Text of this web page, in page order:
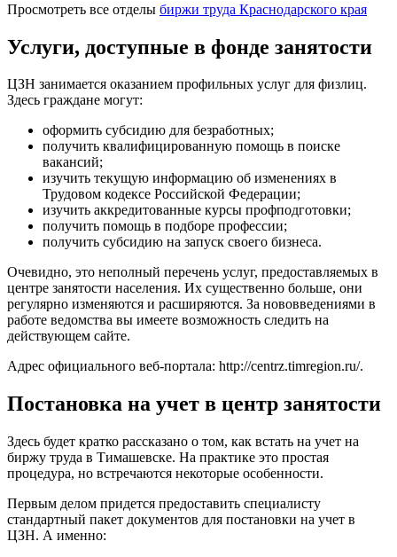
Просмотреть все отделы биржи труда Краснодарского края
Услуги, доступные в фонде занятости
ЦЗН занимается оказанием профильных услуг для физлиц.
Здесь граждане могут:
оформить субсидию для безработных;
получить квалифицированную помощь в поиске
вакансий;
изучить текущую информацию об изменениях в
Трудовом кодексе Российской Федерации;
изучить аккредитованные курсы профподготовки;
получить помощь в подборе профессии;
получить субсидию на запуск своего бизнеса.
Очевидно, это неполный перечень услуг, предоставляемых в
центре занятости населения. Их существенно больше, они
регулярно изменяются и расширяются. За нововведениями в
работе ведомства вы имеете возможность следить на
действующем сайте.
Адрес официального веб-портала: http://centrz.timregion.ru/.
Постановка на учет в центр занятости
Здесь будет кратко рассказано о том, как встать на учет на
биржу труда в Тимашевске. На практике это простая
процедура, но встречаются некоторые особенности.
Первым делом придется предоставить специалисту
стандартный пакет документов для постановки на учет в
ЦЗН. А именно: